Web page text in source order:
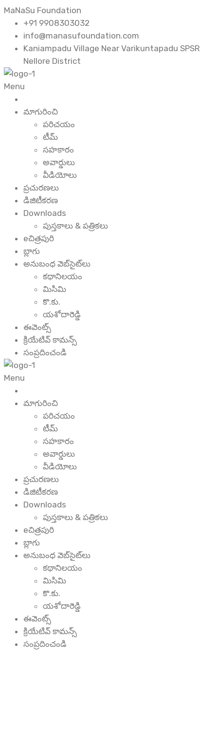
MaNaSu Foundation
+91 9908303032
info@manasufoundation.com
Kaniampadu Village Near Varikuntapadu SPSR
Nellore District
Menu
మాగురించి
పరిచయం
టీమ్
సహకారం
అవార్డులు
వీడియోలు
ప్రచురణలు
డిజిటీకరణ
Downloads
పుస్తకాలు & పత్రికలు
eచిత్రపురి
బ్లాగు
అనుబంధ వెబ్‌సైట్‌లు
కథానిలయం
మిసిమి
కొ.కు.
యశోదారెడ్డి
ఈవెంట్స్
క్రియేటివ్ కామన్స్
సంప్రదించండి
Menu
మాగురించి
పరిచయం
టీమ్
సహకారం
అవార్డులు
వీడియోలు
ప్రచురణలు
డిజిటీకరణ
Downloads
పుస్తకాలు & పత్రికలు
eచిత్రపురి
బ్లాగు
అనుబంధ వెబ్‌సైట్‌లు
కథానిలయం
మిసిమి
కొ.కు.
యశోదారెడ్డి
ఈవెంట్స్
క్రియేటివ్ కామన్స్
సంప్రదించండి